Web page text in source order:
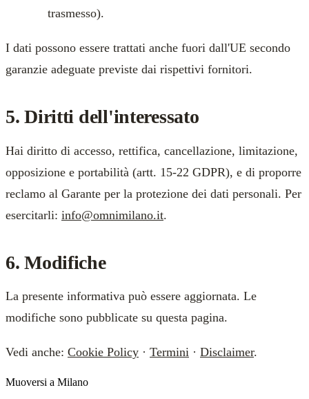
trasmesso).
I dati possono essere trattati anche fuori dall'UE secondo
garanzie adeguate previste dai rispettivi fornitori.
5. Diritti dell'interessato
Hai diritto di accesso, rettifica, cancellazione, limitazione,
opposizione e portabilità (artt. 15-22 GDPR), e di proporre
reclamo al Garante per la protezione dei dati personali. Per
esercitarli: info@omnimilano.it.
6. Modifiche
La presente informativa può essere aggiornata. Le
modifiche sono pubblicate su questa pagina.
Vedi anche: Cookie Policy · Termini · Disclaimer.
Muoversi a Milano